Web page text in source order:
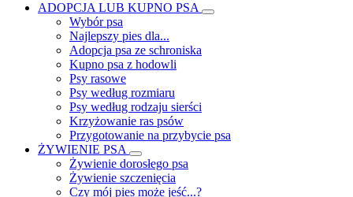
ADOPCJA LUB KUPNO PSA
Wybór psa
Najlepszy pies dla...
Adopcja psa ze schroniska
Kupno psa z hodowli
Psy rasowe
Psy według rozmiaru
Psy według rodzaju sierści
Krzyżowanie ras psów
Przygotowanie na przybycie psa
ŻYWIENIE PSA
Żywienie dorosłego psa
Żywienie szczenięcia
Czy mój pies może jeść...?